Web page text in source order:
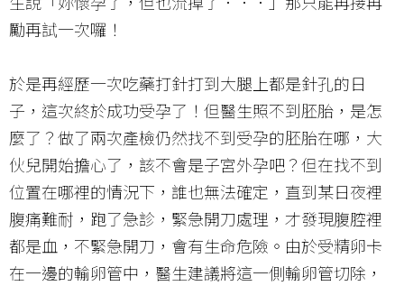
勵再試一次囉！
於是再經歷一次吃藥打針打到大腿上都是針孔的日
子，這次終於成功受孕了！但醫生照不到胚胎，是怎
麼了？做了兩次產檢仍然找不到受孕的胚胎在哪，大
伙兒開始擔心了，該不會是子宮外孕吧？但在找不到
位置在哪裡的情況下，誰也無法確定，直到某日夜裡
腹痛難耐，跑了急診，緊急開刀處理，才發現腹腔裡
都是血，不緊急開刀，會有生命危險。由於受精卵卡
在一邊的輸卵管中，醫生建議將這一側輸卵管切除，